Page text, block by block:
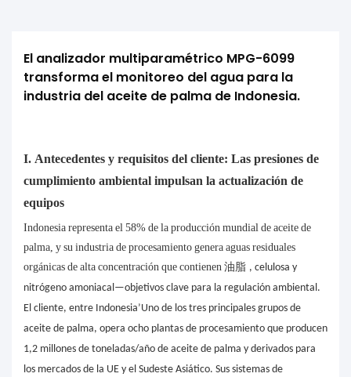
El analizador multiparamétrico MPG-6099
transforma el monitoreo del agua para la
industria del aceite de palma de Indonesia.
I. Antecedentes y requisitos del cliente: Las presiones de
cumplimiento ambiental impulsan la actualización de
equipos
Indonesia representa el 58% de la producción mundial de aceite de
palma, y ​​su industria de procesamiento genera aguas residuales
orgánicas de alta concentración que contienen 油脂 , celulosa y
nitrógeno amoniacal—objetivos clave para la regulación ambiental.
El cliente, entre Indonesia’Uno de los tres principales grupos de
aceite de palma, opera ocho plantas de procesamiento que producen
1,2 millones de toneladas/año de aceite de palma y derivados para
los mercados de la UE y el Sudeste Asiático. Sus sistemas de